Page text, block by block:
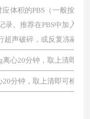
体积的PBS（一般按
录。推荐在PBS中加入
超声破碎，或反复冻融。
离心20分钟，取上清即
20分钟，取上清即可检测